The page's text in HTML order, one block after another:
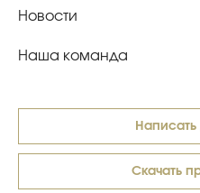
Новости
Наша команда
Скачать